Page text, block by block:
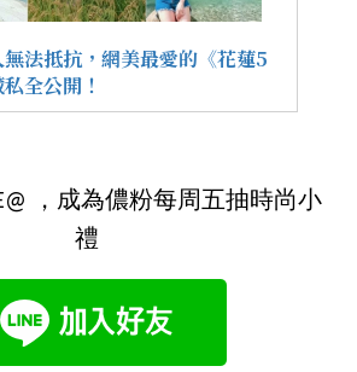
法抵抗，網美最愛的《花蓮5
全公開！
，成為儂粉每周五抽時尚小
禮